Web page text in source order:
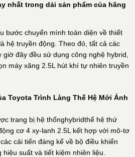
nhất trong dải sản phẩm của hãng
bước chuyển mình toàn diện về thiết
hệ truyền động. Theo đó, tất cả các
đây đều sử dụng công nghệ hybrid,
máy xăng 2.5L hút khí tự nhiên truyền
trang bị hệ thốnghybridthế hệ thứ
cơ 4 xy-lanh 2.5L kết hợp với mô-tơ
cải tiến đáng kể về bộ điều khiển
suất và tiết kiệm nhiên liệu.